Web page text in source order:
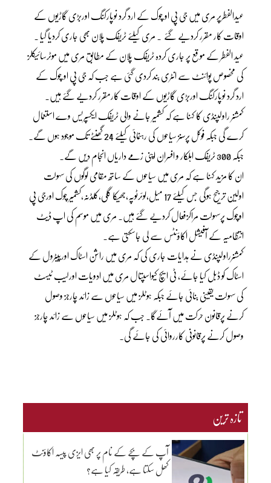
عیدالفطرپر مری میں جی پی او چوک کے ارد گرد نوپارکنگ اوربڑی گاڑیوں کے
اوقات کار مقرر کردیے گئے ۔ مری کیلئے ٹریفک پلان بھی جاری کردیا گیا ۔
عید الفطر کے موقع پر جاری کردہ ٹریفک پلان کے مطابق مری میں موٹرسائیکلز
کی مخصوص پوائنٹ سے انٹری بند کردی گئی ہے جب کہ جی پی او چوک کے
ارد گرد نوپارکنگ اوربڑی گاڑیوں کے اوقات کارمقرر کردیے گئے ہیں۔
کمشنر راولپنڈی کا کہنا ہے کہ کشمیر جانے والی ٹریفک ایکسپریس وے استعمال
کرے گی جبکہ فوکل پرسنز سیاحوں کی رہنمائی کیلئے 24 گھنٹے تک موجود ہوں گے۔
جبکہ 300 ٹریفک اہلکار و افسران اپنی زمے داریاں انجام دیں گے۔
ان کا مزید کہنا ہے کہ مری میں سیاحوں کے ساتھ مقامی لوگوں کی سہولت
اولین ترجیح ہوگی جس کیلئے 17 میل،لوئرٹوپہ،جھیکا گلی،کلڈنہ،کشمیر چوک اورجی پی
اوچوک پرسہولت مراکزفعال کردیے گئے ہیں۔ مری میں موسم کی اپ ڈیٹ
انتظامیہ کے آفیشل اکاؤنٹس سے لی جاسکتی ہے۔
کمشنرراولپنڈی نے ہدایات جاری کی کہ مری میں راشن اسٹاک اورپیٹرول کے
اسٹاک کو ڈبل کیا جائے، ٹی ایچ کیواسپتال مری میں ادویات اورلیب ٹیسٹ
کی سہولت یقینی بنائی جائے جبکہ ہوٹلز میں سیاحوں سے زائد چارجز وصول
کرنے پرقانون حرکت میں آئےگا۔ جب کہ ہوٹلز میں سیاحوں سے زائد چارجز
وصول کرنے پرقانونی کارروائی کی جائے گی۔
تازہ ترین
آپ کے بچے کے نام پر بھی ایزی پیسہ اکاؤنٹ
کھل سکتا ہے، طریقہ کیا ہے؟